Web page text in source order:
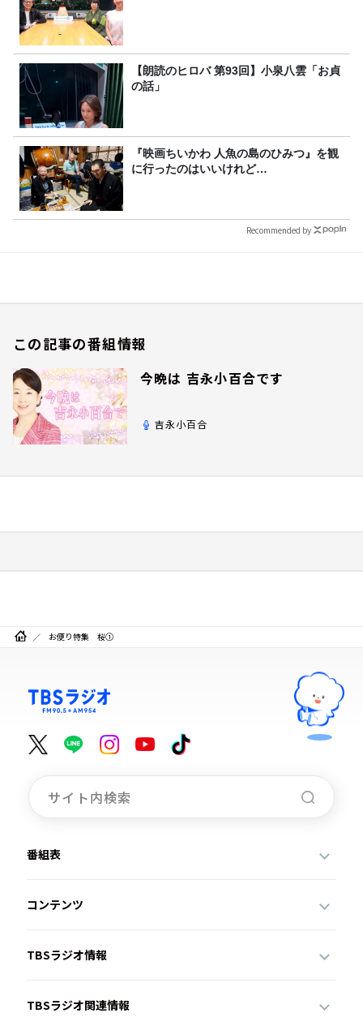
【朗読のヒロバ 第93回】小泉八雲「お貞
の話」
『映画ちいかわ 人魚の島のひみつ』を観
に行ったのはいいけれど…
Recommended by
この記事の番組情報
今晩は 吉永小百合です
吉永小百合
お便り特集 桜①
番組表
コンテンツ
TBSラジオ情報
TBSラジオ関連情報